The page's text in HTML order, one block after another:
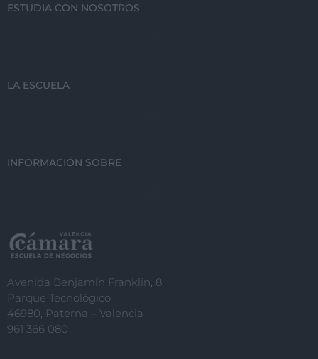
ESTUDIA CON NOSOTROS
LA ESCUELA
INFORMACIÓN SOBRE
Avenida Benjamín Franklin, 8
Parque Tecnológico
46980, Paterna – Valencia
961 366 080